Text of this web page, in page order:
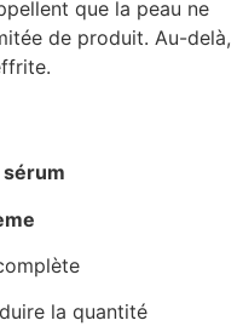
que la peau ne
de produit. Au-delà,
la quantité